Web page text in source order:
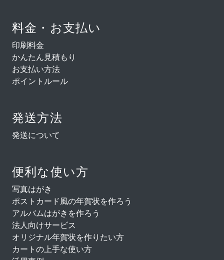
料金・お支払い
印刷料金
かんたん見積もり
お支払い方法
ポイントルール
発送方法
発送について
便利な使い方
写真はがき
ポストカード風の年賀状を作ろう
アルバムはがきを作ろう
法人向けサービス
オリジナル年賀状を作りたい方
カートの上手な使い方